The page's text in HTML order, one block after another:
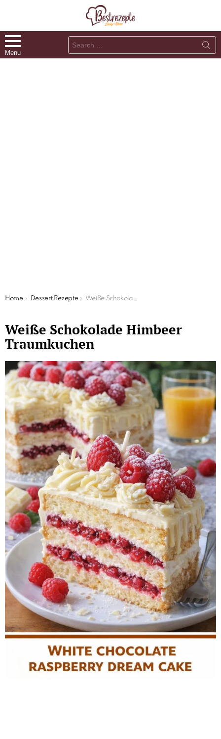
Menu
Search
for:
You are here:
Home Dessert Rezepte Weiße Schokolade Himbeer Traumkuchen
Weiße Schokolade Himbeer
Traumkuchen